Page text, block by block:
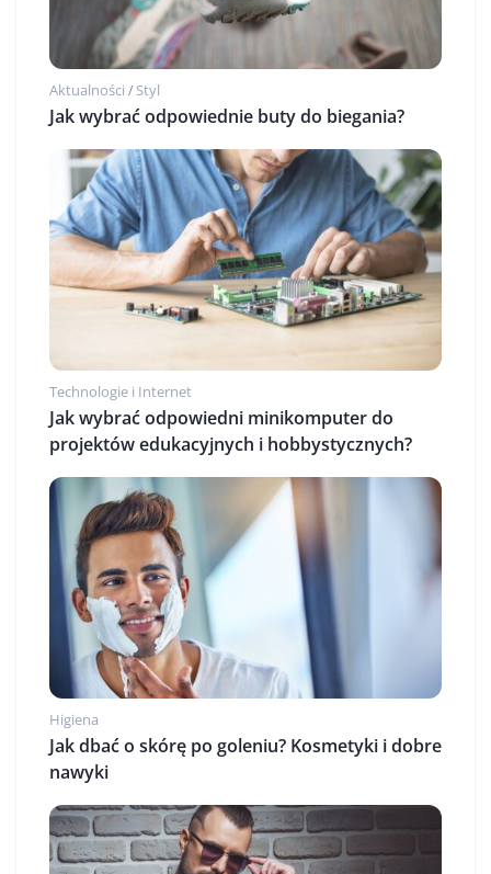
Aktualności / Styl
Jak wybrać odpowiednie buty do biegania?
Technologie i Internet
Jak wybrać odpowiedni minikomputer do
projektów edukacyjnych i hobbystycznych?
Higiena
Jak dbać o skórę po goleniu? Kosmetyki i dobre
nawyki